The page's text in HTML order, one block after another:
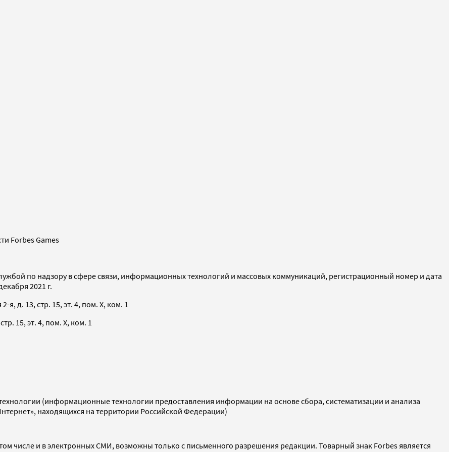
Forbes Games
по надзору в сфере связи, информационных технологий и массовых коммуникаций, регистрационный номер и дата
2021 г.
я, д. 13, стр. 15, эт. 4, пом. X, ком. 1
15, эт. 4, пом. X, ком. 1
(информационные технологии предоставления информации на основе сбора, систематизации и анализа
находящихся на территории Российской Федерации)
числе и в электронных СМИ, возможны только с письменного разрешения редакции. Товарный знак Forbes является